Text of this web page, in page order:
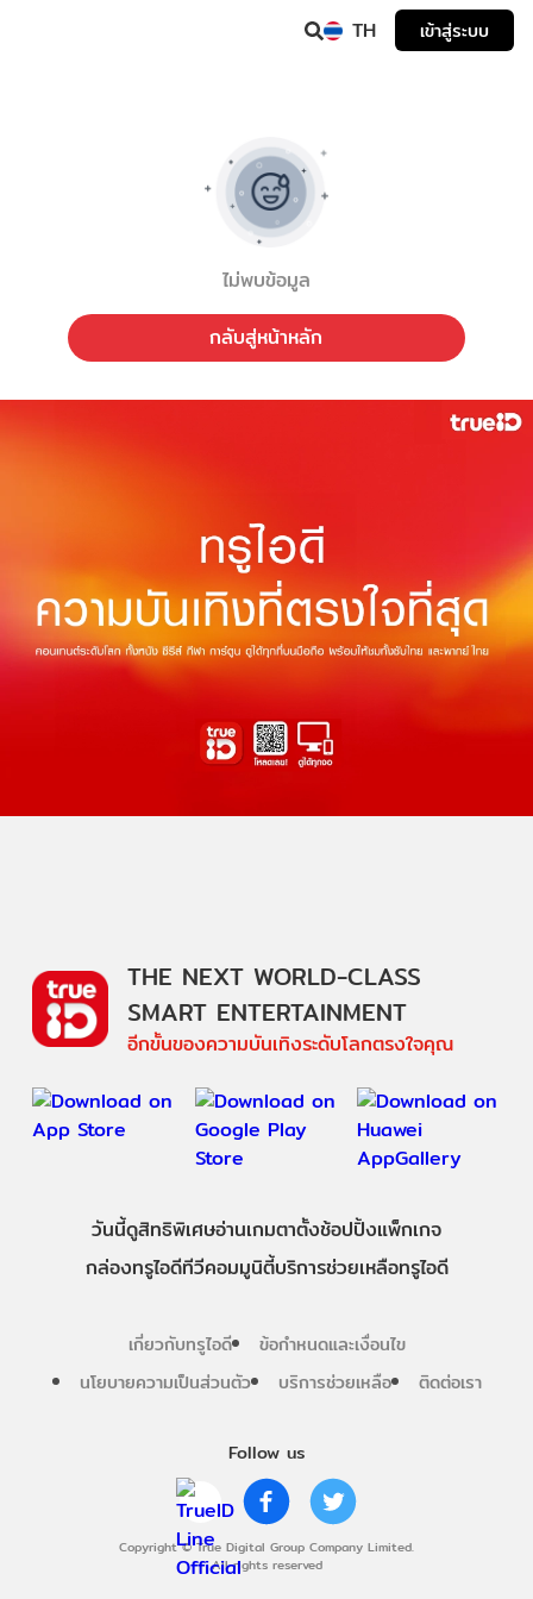
TH เข้าสู่ระบบ
ไม่พบข้อมูล
กลับสู่หน้าหลัก
Follow us
Copyright © True Digital Group Company Limited.
All rights reserved
THE NEXT WORLD-CLASS
SMART ENTERTAINMENT
อีกขั้นของความบันเทิงระดับโลกตรงใจคุณ
วันนี้ดูสิทธิพิเศษอ่านเกมตาตั้งช้อปปิ้งแพ็กเกจ
กล่องทรูไอดีทีวีคอมมูนิตี้บริการช่วยเหลือทรูไอดี
เกี่ยวกับทรูไอดี
ข้อกำหนดและเงื่อนไข
นโยบายความเป็นส่วนตัว
บริการช่วยเหลือ ติดต่อเรา